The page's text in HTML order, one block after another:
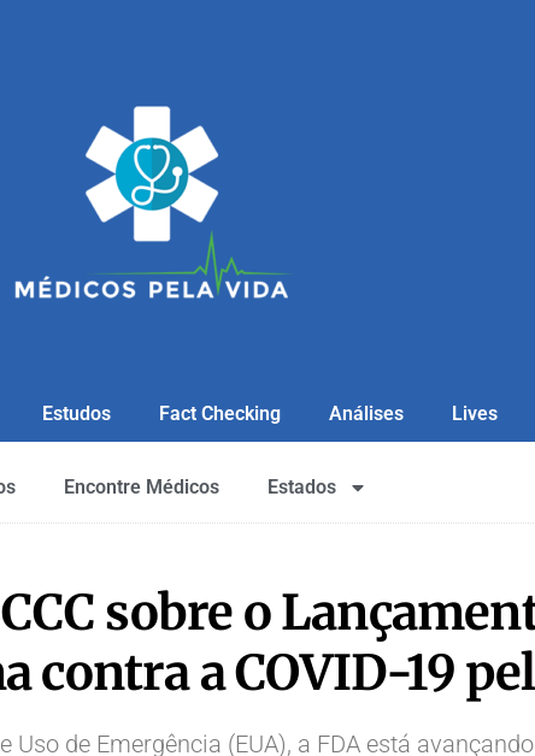
Estudos Fact Checking Análises Lives
Encontre Médicos Estados
sobre o
contra a COVID-19
de Emergência (EUA), a FDA está